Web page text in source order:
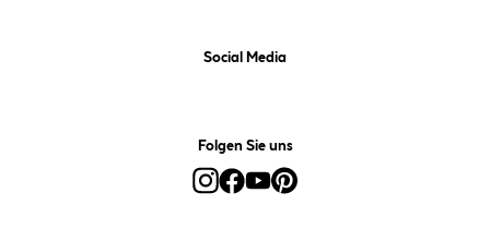
Social Media
Folgen Sie uns